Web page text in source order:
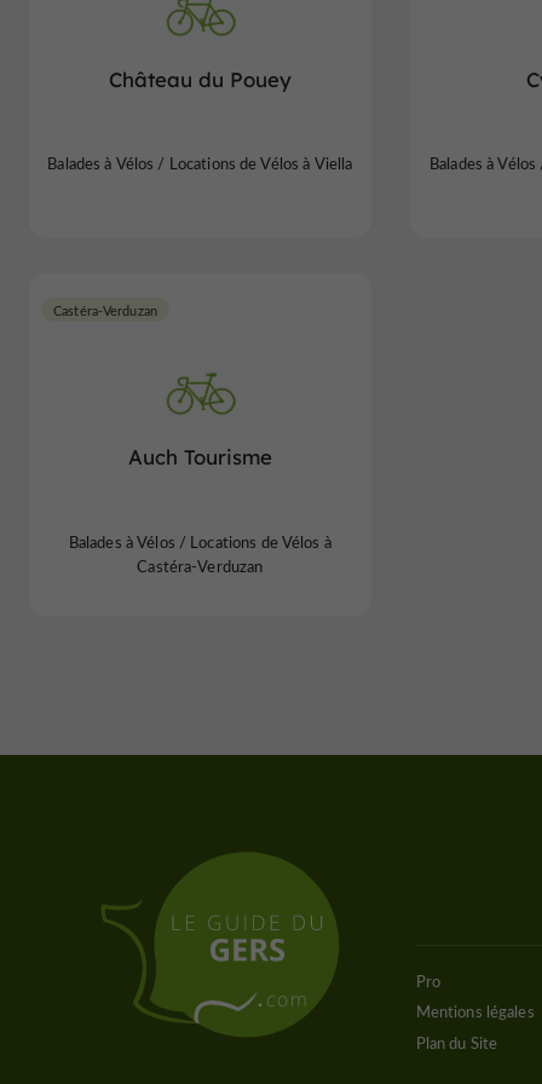
Château du Pouey
Balades à Vélos / Locations de Vélos à Viella Balades à
Auch Tourisme
Castéra-Verduzan
Balades à Vélos / Locations de Vélos à
Castéra-Verduzan
Pro
Mentions légales
Plan du Site